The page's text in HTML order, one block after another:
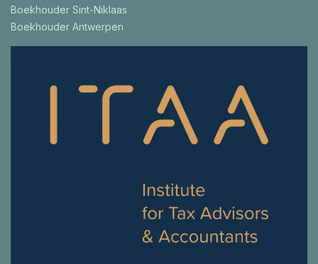
Boekhouder Sint-Niklaas
Boekhouder Antwerpen